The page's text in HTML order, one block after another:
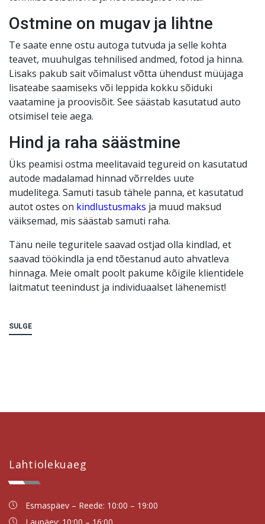
Ostmine on mugav ja lihtne
Te saate enne ostu autoga tutvuda ja selle kohta
teavet, muuhulgas tehnilised andmed, fotod ja hinna.
Lisaks pakub sait võimalust võtta ühendust müüjaga
lisateabe saamiseks või leppida kokku sõiduki
vaatamine ja proovisõit. See säästab kasutatud auto
otsimisel teie aega.
Hind ja raha säästmine
Üks peamisi ostma meelitavaid tegureid on kasutatud
autode madalamad hinnad võrreldes uute
mudelitega. Samuti tasub tähele panna, et kasutatud
autot ostes on kindlustusmaks ja muud maksud
väiksemad, mis säästab samuti raha.
Tänu neile teguritele saavad ostjad olla kindlad, et
saavad töökindla ja end tõestanud auto ahvatleva
hinnaga. Meie omalt poolt pakume kõigile klientidele
laitmatut teenindust ja individuaalset lähenemist!
SULGE
Lahtiolekuaeg
Esmaspäev – Reede: 10:00 – 19:00
Laupäev: 10:00 – 16:00